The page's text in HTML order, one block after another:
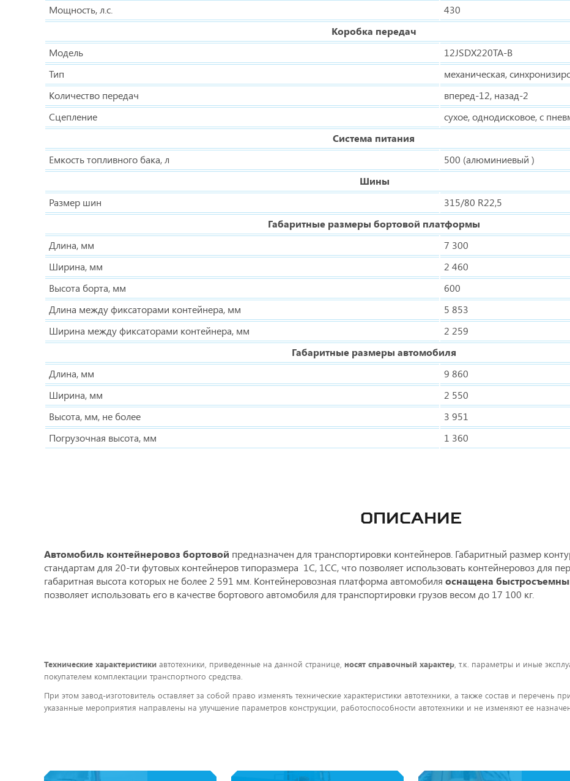
Мощность, л.с.
430
Коробка передач
Модель
12JSDX220TA-B
Тип
механическая,
Количество передач
вперед-12, назад-2
Сцепление
сухое, однодисковое, с
Система питания
Емкость топливного бака, л
500 (алюминиевый )
Шины
Размер шин
315/80 R22,5
Габаритные размеры бортовой платформы
Длина, мм
7 300
Ширина, мм
2 460
Высота борта, мм
600
Длина между фиксаторами контейнера, мм
5 853
Ширина между фиксаторами контейнера, мм
2 259
Габаритные размеры автомобиля
Длина, мм
9 860
Ширина, мм
2 550
Высота, мм, не более
3 951
Погрузочная высота, мм
1 360
ОПИСАНИЕ
Автомобиль контейнеровоз бортовой предназначен для транспортировки контейнеров. Габаритный размер
стандартам для 20-ти футовых контейнеров типоразмера 1С, 1CC, что позволяет использовать контейнеровоз для
габаритная высота которых не более 2 591 мм. Контейнеровозная платформа автомобиля оснащена
позволяет использовать его в качестве бортового автомобиля для транспортировки грузов весом до 17 100 кг.
Технические характеристики автотехники, приведенные на данной странице, носят справочный характер, т.к. параметры и иные
покупателем комплектации транспортного средства.
При этом завод-изготовитель оставляет за собой право изменять технические характеристики автотехники, а также состав и перечень
указанные мероприятия направлены на улучшение параметров конструкции, работоспособности автотехники и не изменяют ее